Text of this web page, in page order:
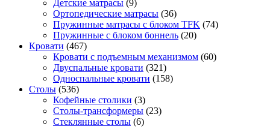
Детские матрасы (9)
Ортопедические матрасы (36)
Пружинные матрасы с блоком TFK (74)
Пружинные с блоком боннель (20)
Кровати (467)
Кровати с подъемным механизмом (60)
Двуспальные кровати (321)
Односпальные кровати (158)
Столы (536)
Кофейные столики (3)
Столы-трансформеры (23)
Стеклянные столы (6)